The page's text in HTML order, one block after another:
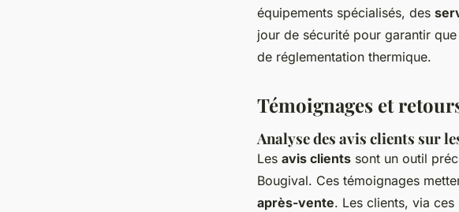
équipements spécialisés, des
jour de sécurité pour garantir
de réglementation thermique.
Témoignages et
Analyse des avis clients sur
Les avis clients sont un outil
Bougival. Ces témoignages
après-vente. Les clients, via